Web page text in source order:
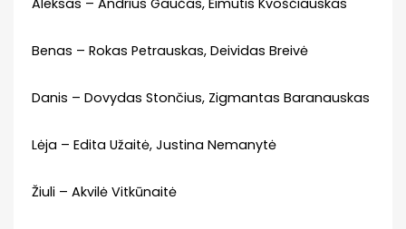
Aleksas – Andrius Gaučas, Eimutis Kvoščiauskas
Benas – Rokas Petrauskas, Deividas Breivė
Danis – Dovydas Stončius, Zigmantas Baranauskas
Lėja – Edita Užaitė, Justina Nemanytė
Žiuli – Akvilė Vitkūnaitė